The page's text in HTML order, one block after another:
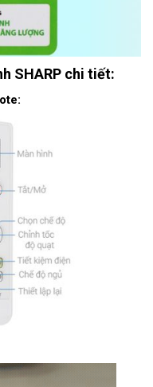
SHARP chi tiết: